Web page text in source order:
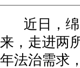
近日，绵
来，走进两
年法治需求